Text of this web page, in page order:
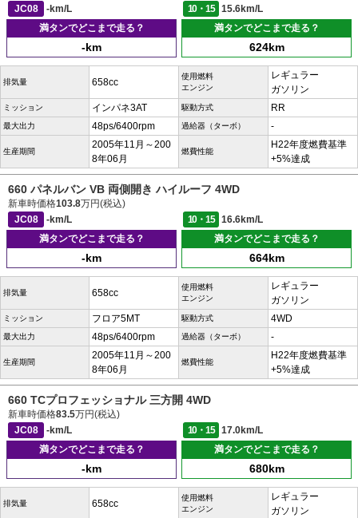
JC08
-km/L 10・15
15.6km/L
満タンでどこまで走る？
-km
満タンでどこまで走る？
624km
排気量 658cc
使用燃料
エンジン
レギュラー
ガソリン
ミッション インパネ3AT 駆動方式 RR
最大出力 48ps/6400rpm 過給器（ターボ） -
生産期間
2005年11月～200
8年06月
燃費性能
H22年度燃費基準
+5%達成
660 パネルバン VB 両側開き ハイルーフ 4WD
新車時価格103.8万円(税込)
JC08
-km/L 10・15
16.6km/L
満タンでどこまで走る？
-km
満タンでどこまで走る？
664km
排気量 658cc
使用燃料
エンジン
レギュラー
ガソリン
ミッション フロア5MT 駆動方式 4WD
最大出力 48ps/6400rpm 過給器（ターボ） -
生産期間
2005年11月～200
8年06月
燃費性能
H22年度燃費基準
+5%達成
660 TCプロフェッショナル 三方開 4WD
新車時価格83.5万円(税込)
JC08
-km/L 10・15
17.0km/L
満タンでどこまで走る？
-km
満タンでどこまで走る？
680km
排気量 658cc
使用燃料
エンジン
レギュラー
ガソリン